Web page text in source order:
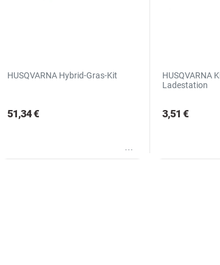
HUSQVARNA Hybrid-Gras-Kit
51,34 €
HUSQVARNA
Ladestation
3,51 €